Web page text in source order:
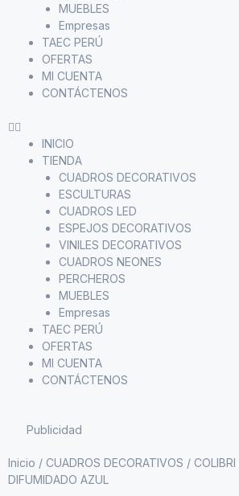
MUEBLES
Empresas
TAEC PERÚ
OFERTAS
MI CUENTA
CONTÁCTENOS
INICIO
TIENDA
CUADROS DECORATIVOS
ESCULTURAS
CUADROS LED
ESPEJOS DECORATIVOS
VINILES DECORATIVOS
CUADROS NEONES
PERCHEROS
MUEBLES
Empresas
TAEC PERÚ
OFERTAS
MI CUENTA
CONTÁCTENOS
Publicidad
Inicio / CUADROS DECORATIVOS / COLIBRI
DIFUMIDADO AZUL